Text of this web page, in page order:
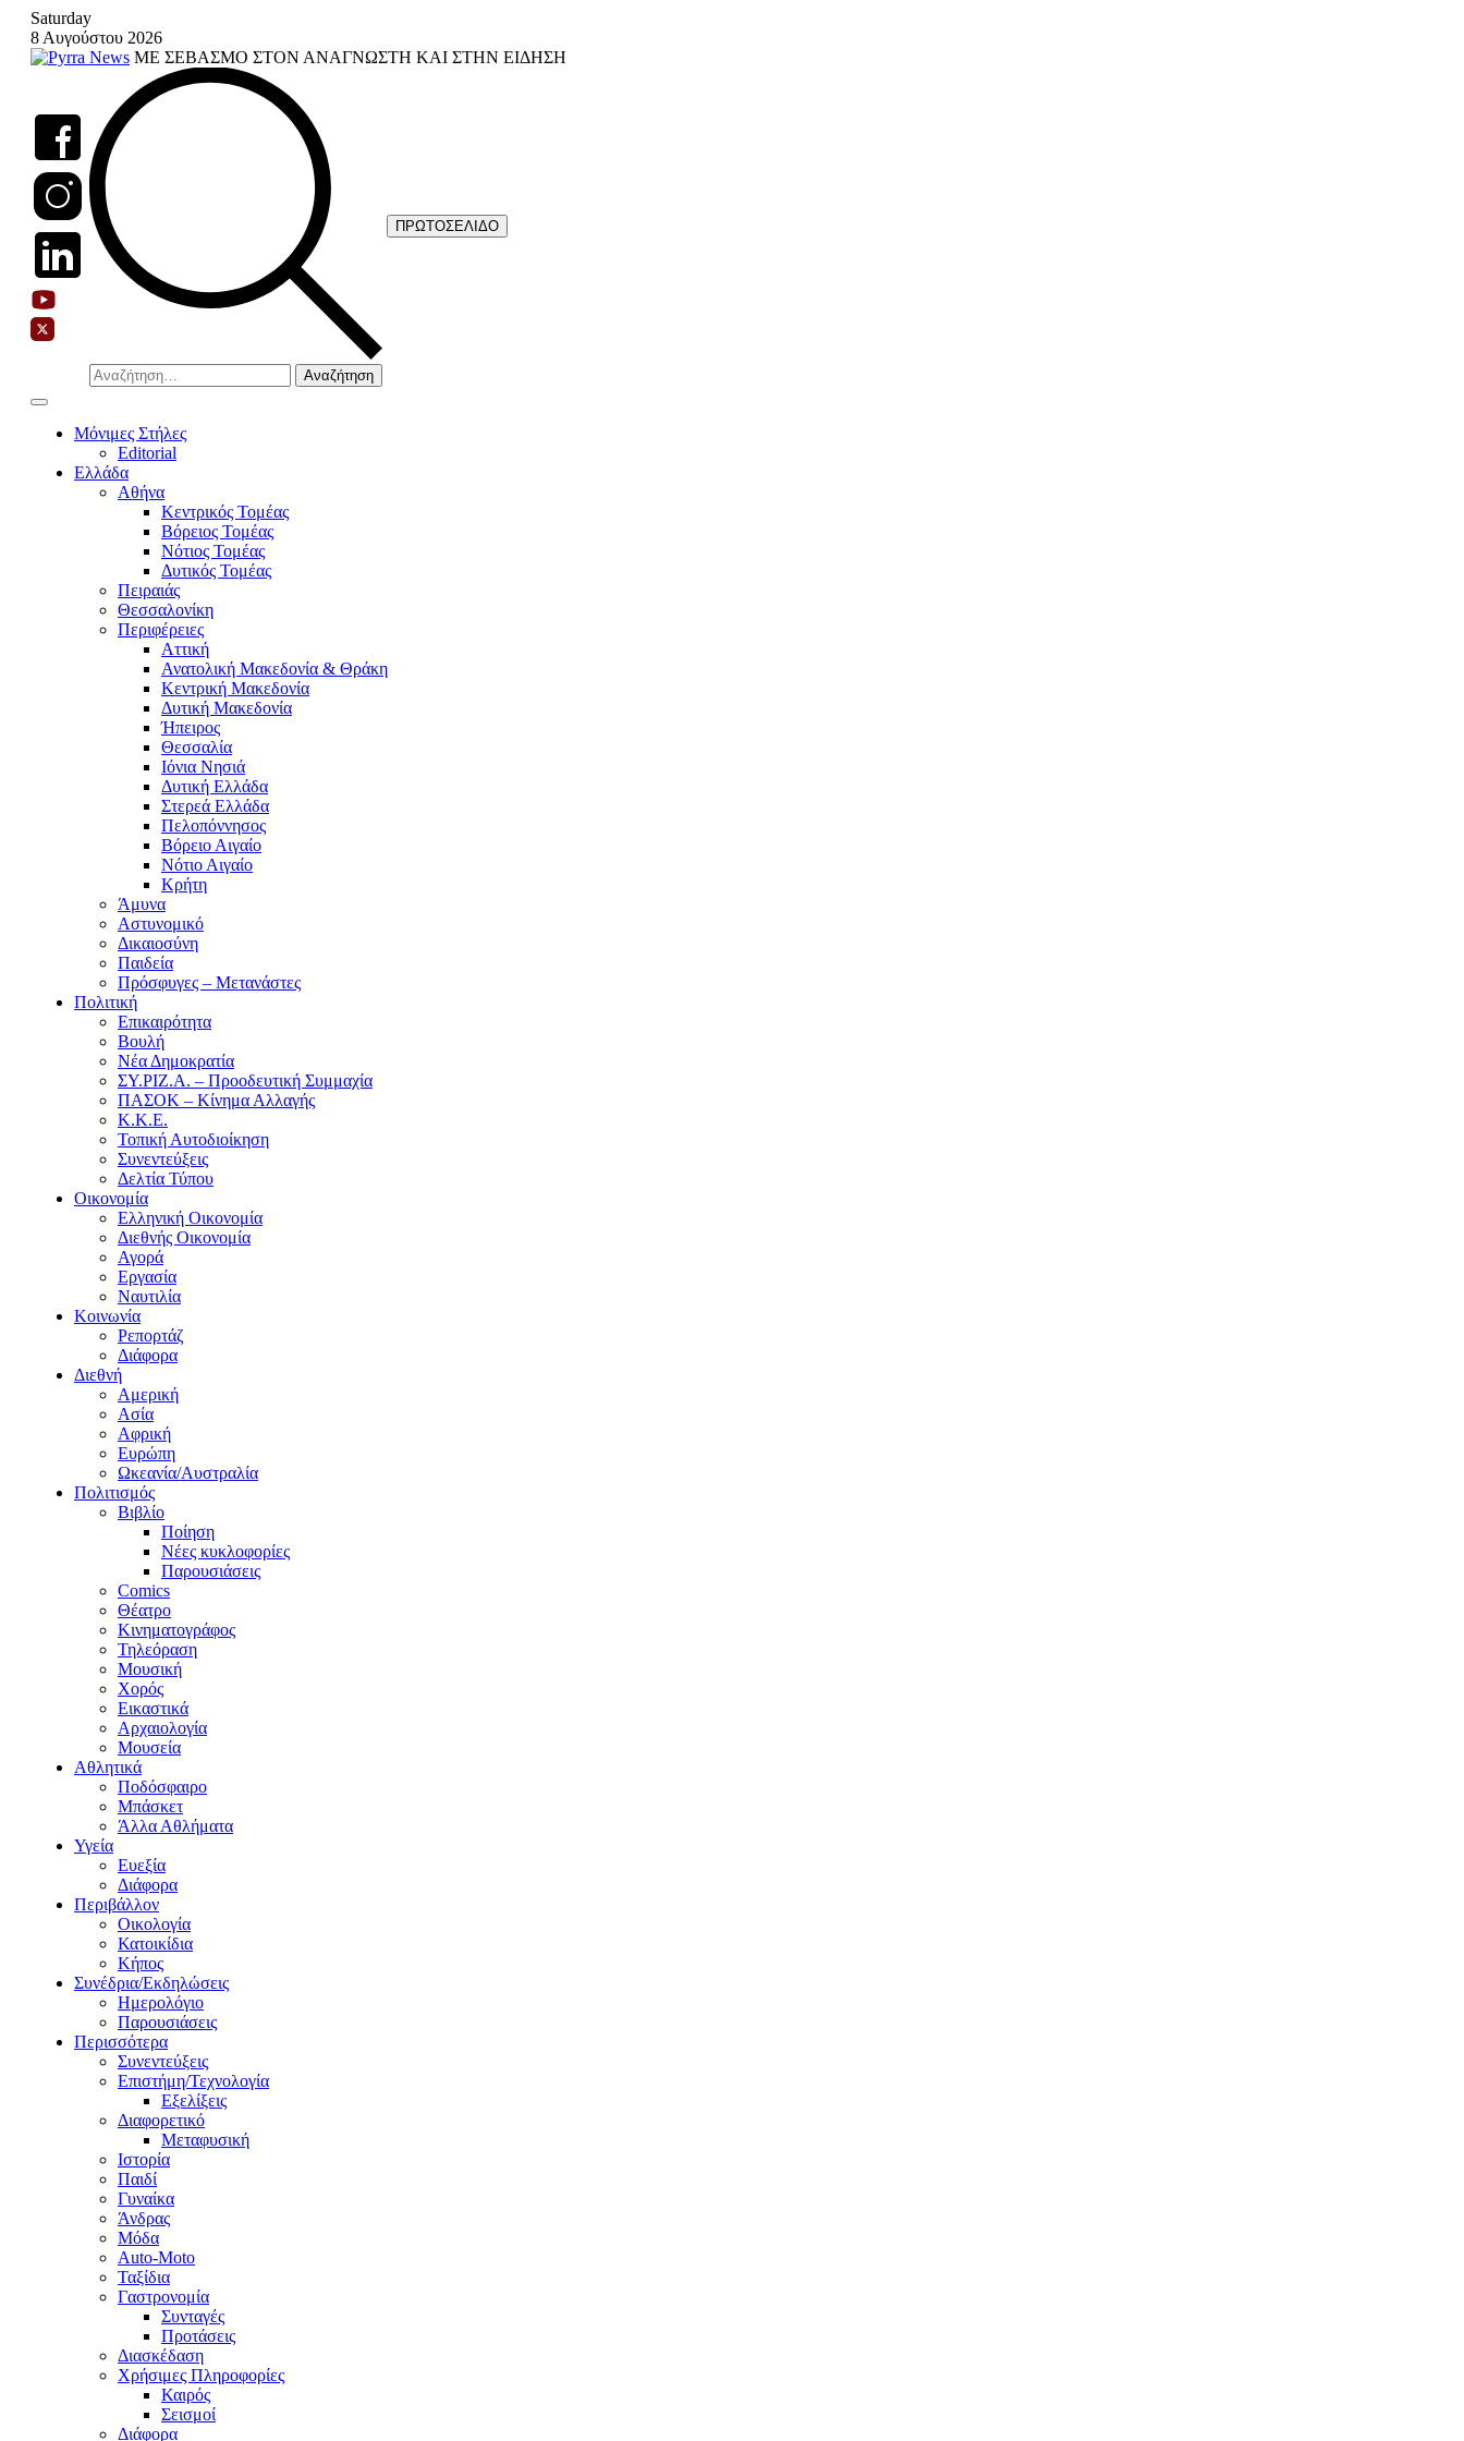
Skip
content
Saturday
8 Αυγούστου 2026
ΜΕ ΣΕΒΑΣΜΟ ΣΤΟΝ ΑΝΑΓΝΩΣΤΗ ΚΑΙ ΣΤΗΝ ΕΙΔΗΣΗ
Αναζήτηση
για:
ΠΡΩΤΟΣΕΛΙΔΟ
Μόνιμες Στήλες
Editorial
Ελλάδα
Αθήνα
Κεντρικός Τομέας
Βόρειος Τομέας
Νότιος Τομέας
Δυτικός Τομέας
Πειραιάς
Θεσσαλονίκη
Περιφέρειες
Αττική
Ανατολική Μακεδονία & Θράκη
Κεντρική Μακεδονία
Δυτική Μακεδονία
Ήπειρος
Θεσσαλία
Ιόνια Νησιά
Δυτική Ελλάδα
Στερεά Ελλάδα
Πελοπόννησος
Βόρειο Αιγαίο
Νότιο Αιγαίο
Κρήτη
Άμυνα
Αστυνομικό
Δικαιοσύνη
Παιδεία
Πρόσφυγες – Μετανάστες
Πολιτική
Επικαιρότητα
Βουλή
Νέα Δημοκρατία
ΣΥ.ΡΙΖ.Α. – Προοδευτική Συμμαχία
ΠΑΣΟΚ – Κίνημα Αλλαγής
Κ.Κ.Ε.
Τοπική Αυτοδιοίκηση
Συνεντεύξεις
Δελτία Τύπου
Οικονομία
Ελληνική Οικονομία
Διεθνής Οικονομία
Αγορά
Εργασία
Ναυτιλία
Κοινωνία
Ρεπορτάζ
Διάφορα
Διεθνή
Αμερική
Ασία
Αφρική
Ευρώπη
Ωκεανία/Αυστραλία
Πολιτισμός
Βιβλίο
Ποίηση
Νέες κυκλοφορίες
Παρουσιάσεις
Comics
Θέατρο
Κινηματογράφος
Τηλεόραση
Μουσική
Χορός
Εικαστικά
Αρχαιολογία
Μουσεία
Αθλητικά
Ποδόσφαιρο
Μπάσκετ
Άλλα Αθλήματα
Υγεία
Ευεξία
Διάφορα
Περιβάλλον
Οικολογία
Κατοικίδια
Κήπος
Συνέδρια/Εκδηλώσεις
Ημερολόγιο
Παρουσιάσεις
Περισσότερα
Συνεντεύξεις
Επιστήμη/Τεχνολογία
Εξελίξεις
Διαφορετικό
Μεταφυσική
Ιστορία
Παιδί
Γυναίκα
Άνδρας
Μόδα
Auto-Moto
Ταξίδια
Γαστρονομία
Συνταγές
Προτάσεις
Διασκέδαση
Χρήσιμες Πληροφορίες
Καιρός
Σεισμοί
Διάφορα